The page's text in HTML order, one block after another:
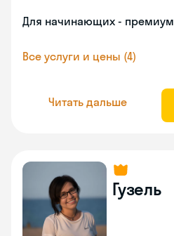
Для начинающих - премиум
Все услуги и цены (4)
Читать дальше
Гузель